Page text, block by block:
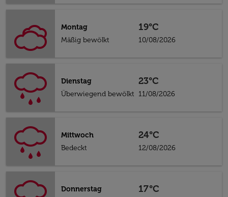
Montag
Mäßig bewölkt
19°C
10/08/2026
Dienstag
Überwiegend bewölkt
23°C
11/08/2026
Mittwoch
Bedeckt
24°C
12/08/2026
Donnerstag
17°C